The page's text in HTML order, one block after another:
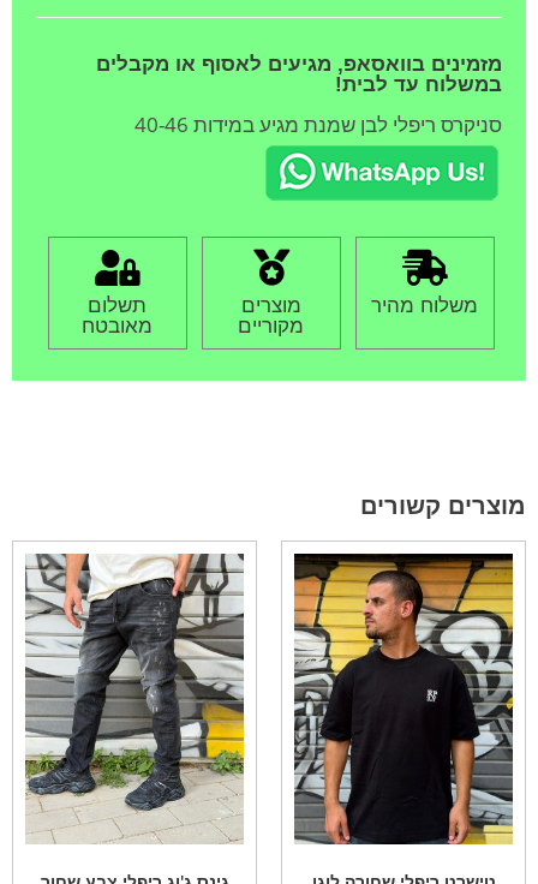
מזמינים בוואסאפ, מגיעים לאסוף או מקבלים
במשלוח עד לבית!
סניקרס ריפלי לבן שמנת מגיע במידות 40-46
משלוח מהיר
מוצרים
מקוריים
תשלום
מאובטח
מוצרים קשורים